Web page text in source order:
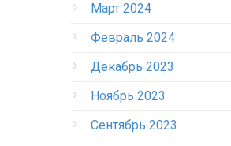
Март 2024
Февраль 2024
Декабрь 2023
Ноябрь 2023
Сентябрь 2023